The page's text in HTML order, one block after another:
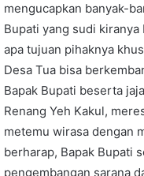
mengucapkan banyak-
Bupati yang sudi
apa tujuan pihaknya
Desa Tua bisa
Bapak Bupati beserta
Renang Yeh Kakul,
metemu wirasa dengan
berharap, Bapak Bupati
pengembangan sarana